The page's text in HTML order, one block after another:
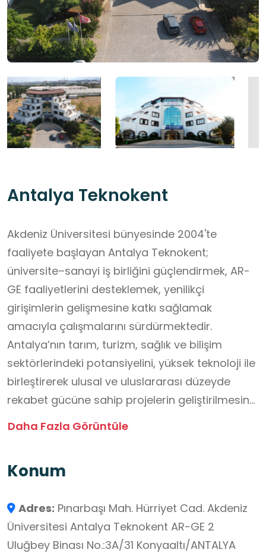
Antalya Teknokent
Akdeniz Üniversitesi bünyesinde 2004'te
faaliyete başlayan Antalya Teknokent;
üniversite–sanayi iş birliğini güçlendirmek, AR-
GE faaliyetlerini desteklemek, yenilikçi
girişimlerin gelişmesine katkı sağlamak
amacıyla çalışmalarını sürdürmektedir.
Antalya’nın tarım, turizm, sağlık ve bilişim
sektörlerindeki potansiyelini, yüksek teknoloji ile
birleştirerek ulusal ve uluslararası düzeyde
rekabet gücüne sahip projelerin geliştirilmesine
imkân sunmaktadır. T.C. Sanayi ve Teknoloji
Geliştirme Bölgesi arasında 7. sırada yer
Merkezi, Akdeniz Üniversitesi ve farklı
üniversitelerde bulunan akademisyen, öğrenci
ve iş fikirlerini geliştirerek şirket kurma
Daha Fazla Görüntüle
Konum
Adres: Pınarbaşı Mah. Hürriyet Cad. Akdeniz
Üniversitesi Antalya Teknokent AR-GE 2
Uluğbey Binası No.:3A/31 Konyaaltı/ANTALYA